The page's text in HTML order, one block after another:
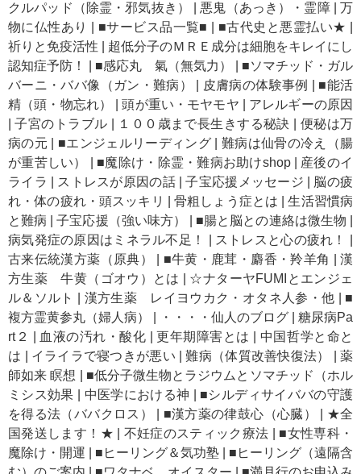
クルパッド（除霊・邪気抜き）
悪鬼（あっき）・霊障|万
物に仏性あり
■サービス品一覧■ ■古代史と悪霊払い★
祈りと免疫活性
超低分子のＭＲＥ成分は細胞をキレイにし
認知症予防！
■感応丸 氣（無気力）
■ソマチッド・ガル
バーニ・ババ像（ガン・難病）
皮膚病の体験事例
■能活
精（頭・物忘れ）
|頭が重い・モヤモヤ
アレルギーの原因
|子宮のトラブル １００歳まで長生きする秘訣
便秘は万
病の元
■エンジェルリーディング
難病は仙骨の冷え（腸
が重苦しい）
■魔除け・除霊・難病お助けshop| 産後のイ
ライラ
ストレスが原因の話|子宝応援メッセージ
脳の疲
れ・体の疲れ・頭スッキリ
|骨粗しょう症とは |生活習慣病
と難病 |子宝応援（強い味方） ■腸と脳との連絡は微生物
病気発症の原因はミネラル不足！
ストレスと心の疲れ！
古来伝統漢方薬（原典）
■牛黄・鹿茸・麝香・羚羊角 |漢
方生薬 牛黄（ゴオウ）とは
☆ナターヤFUMIとエンジェ
ル＆ソルト
漢方生薬 レイヨウカク・オタネ人参・他
■
複方霊黄参丸（婦人病）
・・・・仙人のブログ
糖尿病Pa
rt２
血液の汚れ・酸化 |更年期障害とは
中国哲学と命と
は
イライラで寝つきが悪い |難病（体質改善快復法） |薬
師如来 瞑想
■低分子微生物とラジウムとソマチッド（ホル
ミシス効果
中医学における神
■シルディサイババの守護
を得る法（ババクロス）
■漢方薬の律鼓心（心臓）
★全
国発送します！★
不妊症のスティック療法
■女性専科・
魔除け・開運
■ヒーリング＆気功塾
■ヒーリング（遠隔含